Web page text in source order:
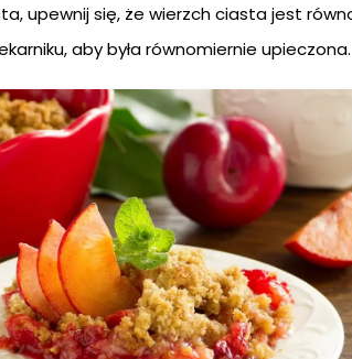
upewnij się, że wierzch ciasta jest
aby była równomiernie upieczona.